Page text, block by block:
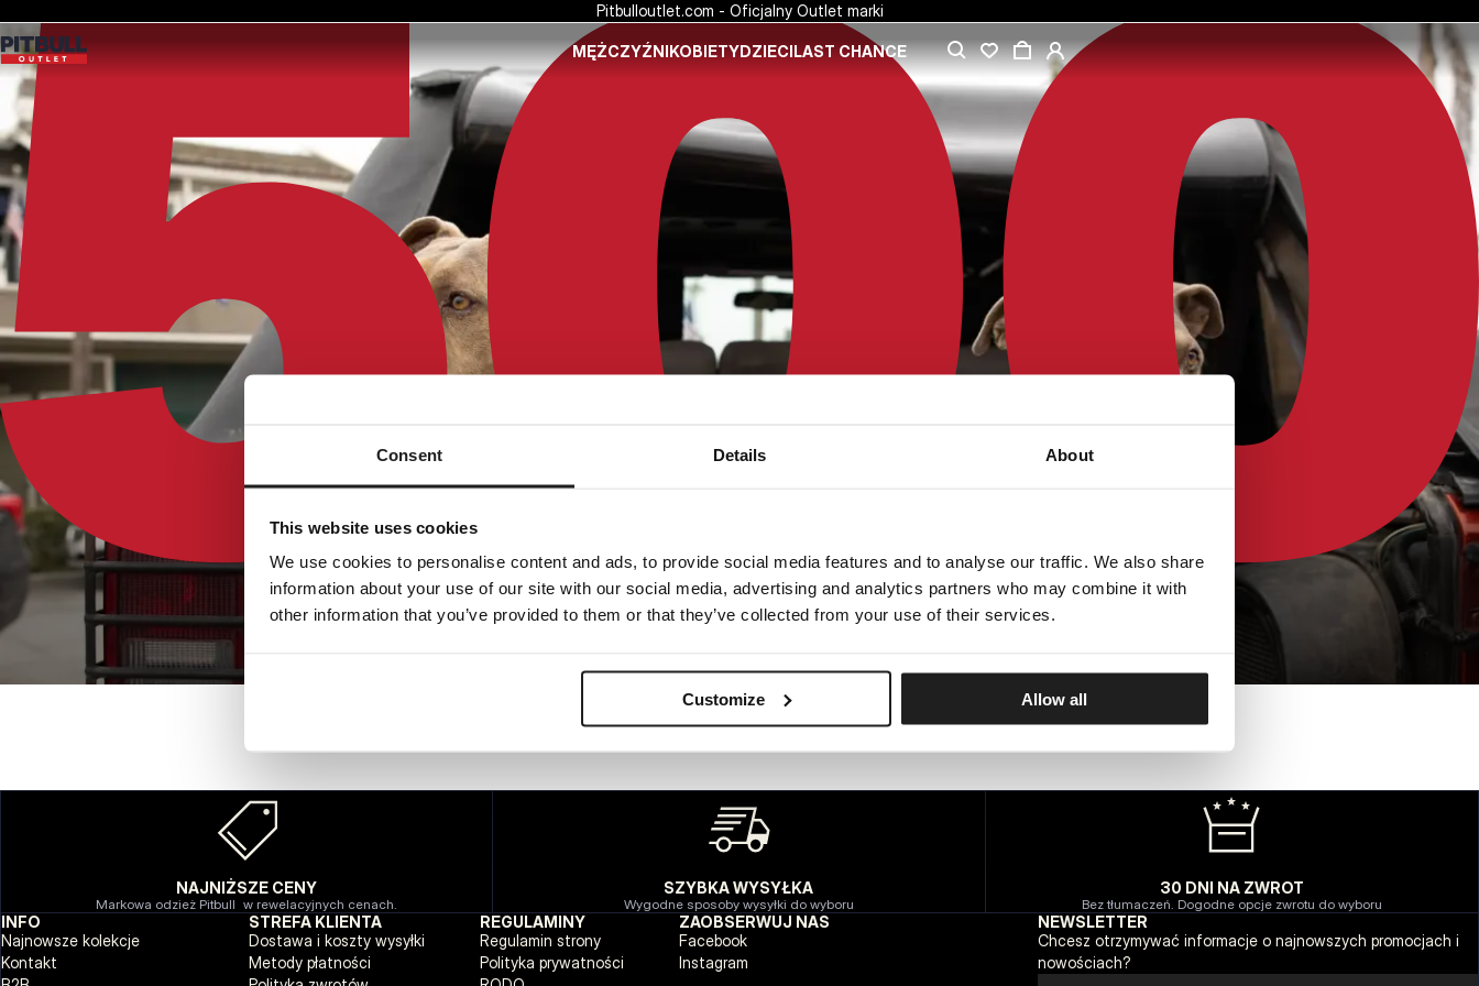
Consent Details About
This website uses cookies
We use cookies to personalise content and ads, to provide social media features and to analyse our traffic. We also share
information about your use of our site with our social media, advertising and analytics partners who may combine it with
other information that you’ve provided to them or that they’ve collected from your use of their services.
Customize Allow all
Pitbulloutlet.com - Oficjalny Outlet marki
MĘŻCZYŹNIKOBIETYDZIECILAST CHANCE
WEWNĘTRZNY BŁĄD SERWERA
POWRÓT NA STRONĘ GŁÓWNĄ
NAJNIŻSZE CENY
Markowa odzież Pitbull w rewelacyjnych cenach.
SZYBKA WYSYŁKA
Wygodne sposoby wysyłki do wyboru
30 DNI NA ZWROT
Bez tłumaczeń. Dogodne opcje zwrotu do wyboru
INFO
Najnowsze kolekcje
Kontakt
STREFA KLIENTA
Dostawa i koszty wysyłki
Metody płatności
REGULAMINY
Regulamin strony
Polityka prywatności
ZAOBSERWUJ NAS
Facebook
Instagram
NEWSLETTER
Chcesz otrzymywać informacje o najnowszych promocjach i
nowościach?